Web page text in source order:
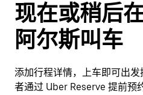
现在或稍后
阿尔斯叫车
添加行程详情，上车即可出
者通过 Uber Reserve 提前预